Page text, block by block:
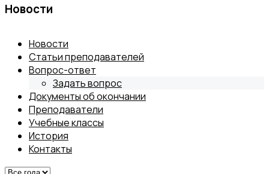
Новости
Новости
Статьи преподавателей
Вопрос-ответ
Задать вопрос
Документы об окончании
Преподаватели
Учебные классы
История
Контакты